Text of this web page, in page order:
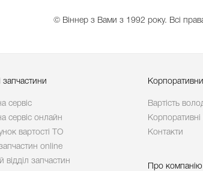
© Віннер з Вами з 1992 року. Всі
запчастини
сервіс
сервіс онлайн
вартості ТО
online
відділ запчастин
Вартість
Корпоративні
Контакти
Про компанію